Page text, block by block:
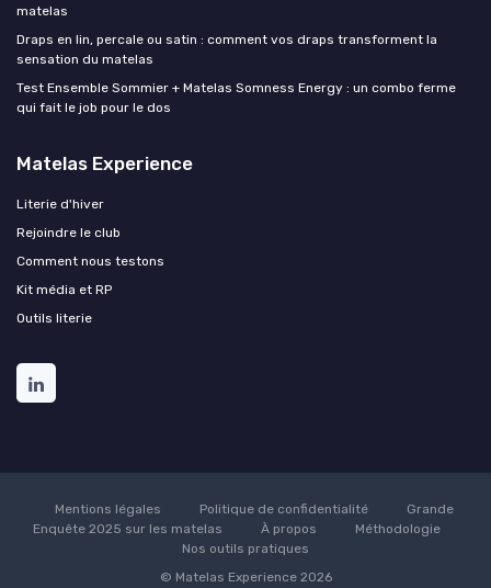
matelas
Draps en lin, percale ou satin : comment vos draps transforment la
sensation du matelas
Test Ensemble Sommier + Matelas Somness Energy : un combo ferme
qui fait le job pour le dos
Matelas Experience
Literie d'hiver
Rejoindre le club
Comment nous testons
Kit média et RP
Outils literie
Mentions légales Politique de confidentialité
Grande
Enquête 2025 sur les matelas
À propos
Méthodologie
Nos outils pratiques
© Matelas Experience 2026